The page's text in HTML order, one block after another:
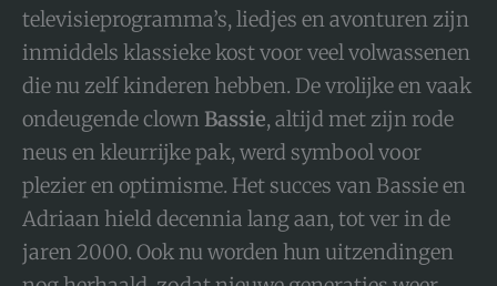
televisieprogramma’s, liedjes en avonturen zijn
inmiddels klassieke kost voor veel volwassenen
die nu zelf kinderen hebben. De vrolijke en vaak
ondeugende clownBassie, altijd met zijn rode
neus en kleurrijke pak, werd symbool voor
plezier en optimisme. Het succes van Bassie en
Adriaan hield decennia lang aan, tot ver in de
jaren 2000. Ook nu worden hun uitzendingen